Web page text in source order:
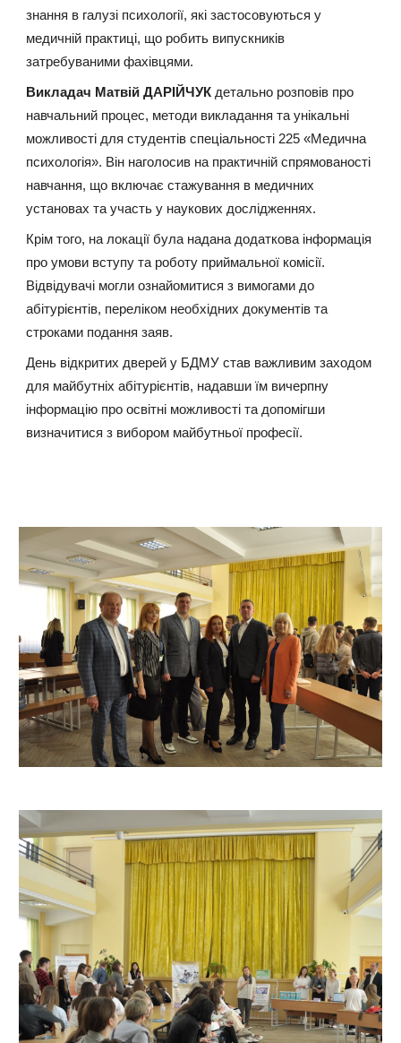
знання в галузі психології, які застосовуються у
медичній практиці, що робить випускників
затребуваними фахівцями.
Викладач Матвій ДАРІЙЧУК детально розповів про
навчальний процес, методи викладання та унікальні
можливості для студентів спеціальності 225 «Медична
психологія». Він наголосив на практичній спрямованості
навчання, що включає стажування в медичних
установах та участь у наукових дослідженнях.
Крім того, на локації була надана додаткова інформація
про умови вступу та роботу приймальної комісії.
Відвідувачі могли ознайомитися з вимогами до
абітурієнтів, переліком необхідних документів та
строками подання заяв.
День відкритих дверей у БДМУ став важливим заходом
для майбутніх абітурієнтів, надавши їм вичерпну
інформацію про освітні можливості та допомігши
визначитися з вибором майбутньої професії.